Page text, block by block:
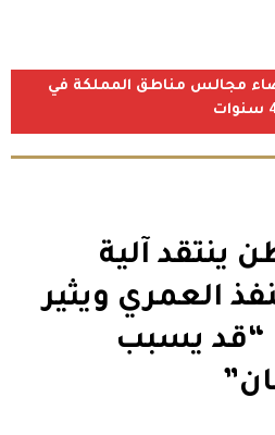
مجالس مناطق المملكة في
ينتقد آلية
العمري ويثير
يسبب